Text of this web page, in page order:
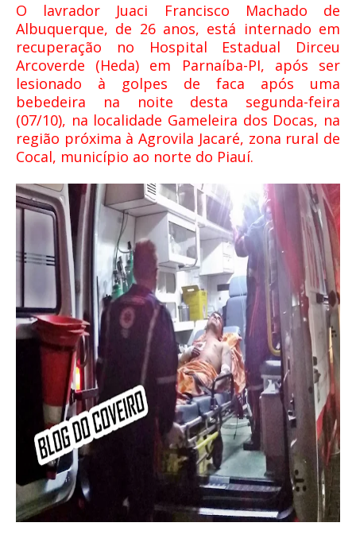
O lavrador Juaci Francisco Machado de
Albuquerque, de 26 anos, está internado em
recuperação no Hospital Estadual Dirceu
Arcoverde (Heda) em Parnaíba-PI, após ser
lesionado à golpes de faca após uma
bebedeira na noite desta segunda-feira
(07/10), na localidade Gameleira dos Docas, na
região próxima à Agrovila Jacaré, zona rural de
Cocal, município ao norte do Piauí.